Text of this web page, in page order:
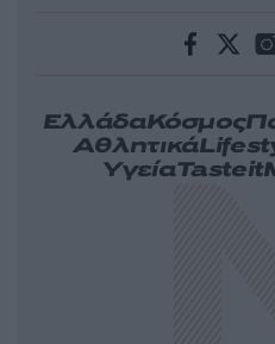
ΕλλάδαΚόσμος
Αθλητικά
ΥγείαTasteit